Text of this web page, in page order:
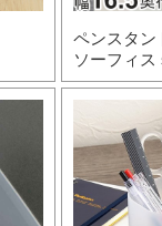
ペンスタン
ソーフィス